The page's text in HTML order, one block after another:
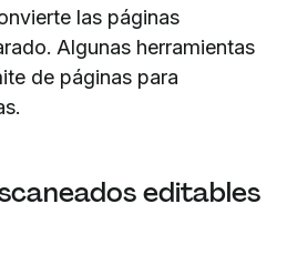
las páginas
Algunas herramientas
de páginas para
editables